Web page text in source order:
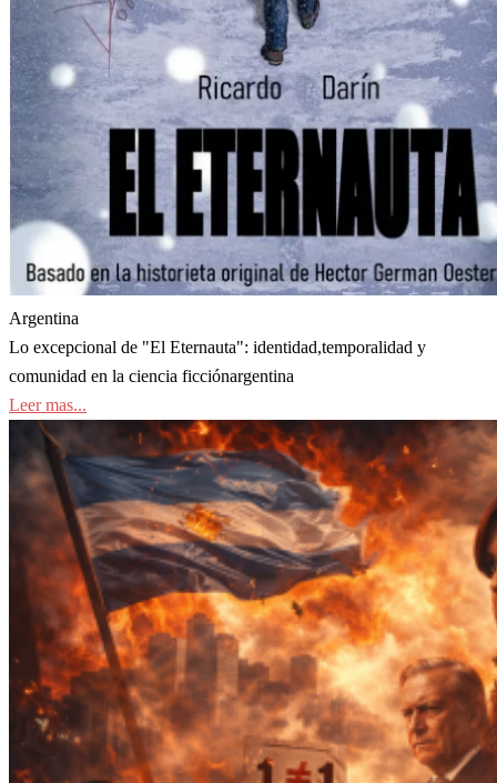
Argentina
Lo excepcional de "El Eternauta": identidad,temporalidad y
comunidad en la ciencia ficciónargentina
Leer mas...